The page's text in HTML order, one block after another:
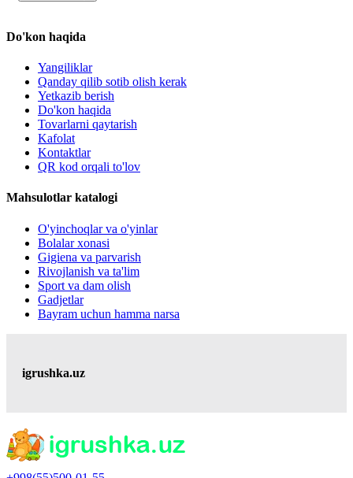
Do'kon haqida
Yangiliklar
Qanday qilib sotib olish kerak
Yetkazib berish
Do'kon haqida
Tovarlarni qaytarish
Kafolat
Kontaktlar
QR kod orqali to'lov
Mahsulotlar katalogi
O'yinchoqlar va o'yinlar
Bolalar xonasi
Gigiena va parvarish
Rivojlanish va ta'lim
Sport va dam olish
Gadjetlar
Bayram uchun hamma narsa
igrushka.uz